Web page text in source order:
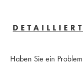
Haben Sie ein